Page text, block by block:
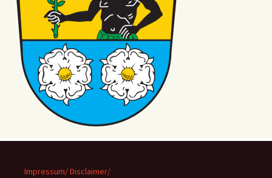
Impressum/ Disclaimer/